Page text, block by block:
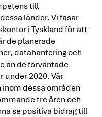
till
länder. Vi fasar
i Tyskland för att
de planerade
datahantering och
än de förväntade
under 2020. Vår
dessa områden
tre åren och
se positiva bidrag till